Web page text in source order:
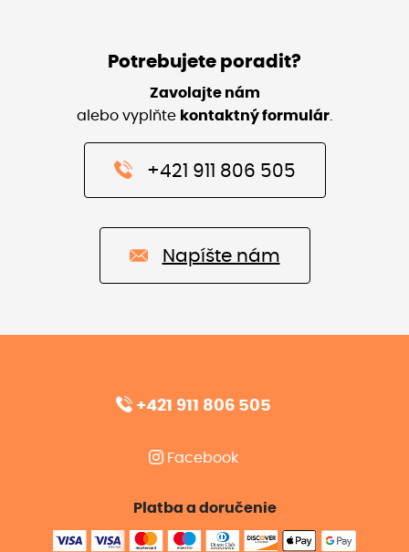
Potrebujete poradit?
Zavolajte nám
alebo vyplňte kontaktný formulár
+421 911 806 505
Napíšte nám
+421 911 806 505
Facebook
Platba a doručenie